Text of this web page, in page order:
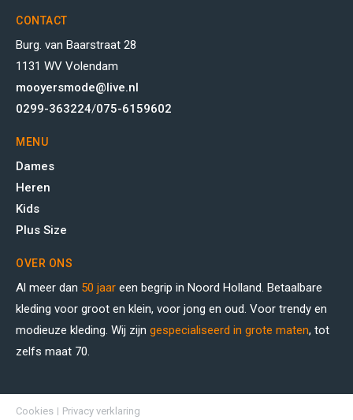
CONTACT
Burg. van Baarstraat 28
1131 WV Volendam
mooyersmode@live.nl
0299-363224/075-6159602
MENU
Dames
Heren
Kids
Plus Size
OVER ONS
Al meer dan 50 jaar een begrip in Noord Holland. Betaalbare
kleding voor groot en klein, voor jong en oud. Voor trendy en
modieuze kleding. Wij zijn gespecialiseerd in grote maten, tot
zelfs maat 70.
Cookies Privacy verklaring